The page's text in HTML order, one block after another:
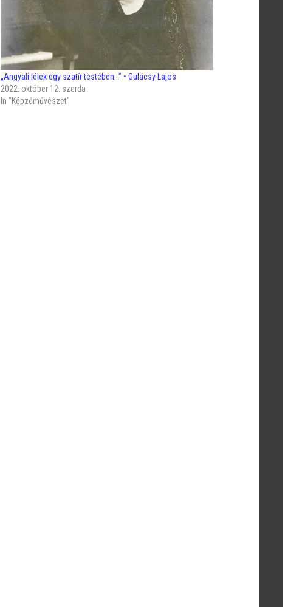
„Angyali lélek egy szatír testében…” • Gulácsy Lajos
2022. október 12. szerda
In "Képzőművészet"